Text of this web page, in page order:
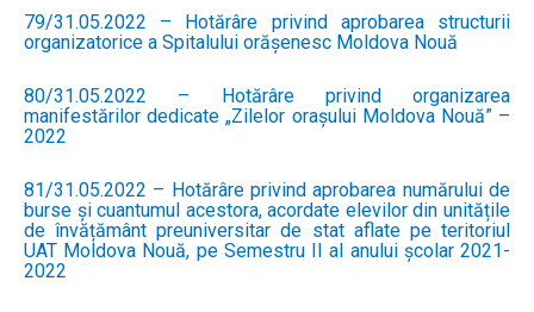
79/31.05.2022 – Hotărâre privind aprobarea structurii
organizatorice a Spitalului orășenesc Moldova Nouă
80/31.05.2022 – Hotărâre privind organizarea
manifestărilor dedicate „Zilelor orașului Moldova Nouă” –
2022
81/31.05.2022 – Hotărâre privind aprobarea numărului de
burse și cuantumul acestora, acordate elevilor din unitățile
de învățământ preuniversitar de stat aflate pe teritoriul
UAT Moldova Nouă, pe Semestru II al anului școlar 2021-
2022